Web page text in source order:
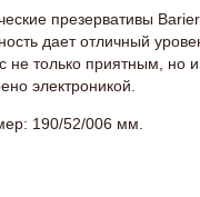
презервативы
дает отличный
не только приятным, но
электроникой.
190/52/006 мм.